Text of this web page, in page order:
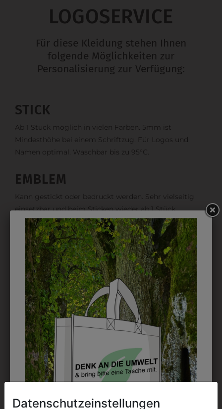
LOGOSERVICE
Für diese Kleidung stehen Ihnen
folgende Möglichkeiten zur
Personalisierung zur Verfügung:
STICK
Ab 1 Stück möglich in vielen Farben. 5mm ist
Mindesthöhe bei einem Schriftzug. Für Logos und
Namen optimal. Waschbar bis zu 95°C.
EMBLEM
Kann gestickt oder bedruckt werden. Sehr vielseitig
einsetzbar und beim Sticken wieder ab 1 Stück
möglich.
DRUCK
Perfekt für große Logos und für kleine Details, jedoch
kostet jede Farbe extra und ist erst ab 12 Stück
möglich. Waschbar bis zu 60°C.
DAS KÖNNTE IHNEN
Datenschutzeinstellungen